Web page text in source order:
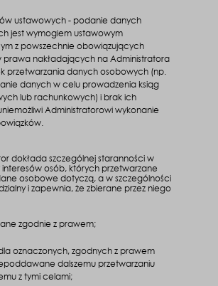
ustawowych - podanie danych
jest wymogiem ustawowym
z powszechnie obowiązujących
prawa nakładających na Administratora
przetwarzania danych osobowych (np.
danych w celu prowadzenia ksiąg
lub rachunkowych) i brak ich
Administratorowi wykonanie
dokłada szczególnej staranności w
osób, których przetwarzane
osobowe dotyczą, a w szczególności
i zapewnia, że zbierane przez niego
zgodnie z prawem;
oznaczonych, zgodnych z prawem
dalszemu przetwarzaniu
z tymi celami;